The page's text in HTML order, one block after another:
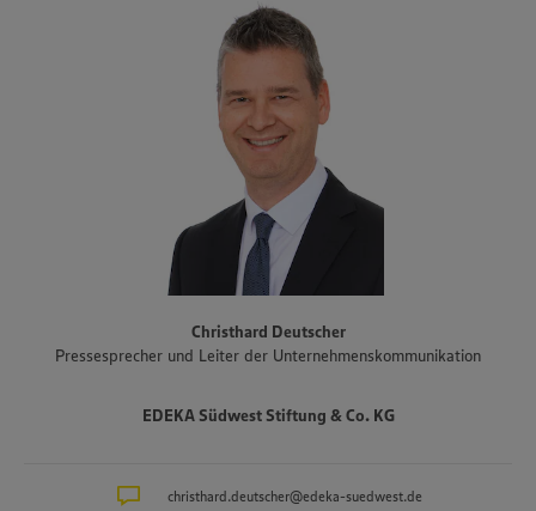
Hessens und Teile Bayerns. Zum Unternehmensverbund gehören
auch der Fleisch- und Wurstwarenhersteller EDEKA Südwest Fleisch
inklusive Produktionsstandort Schwarzwaldhof für Schwarzwälder
Schinken und geräucherte Produkte, die Bäckereigruppe Backkultur,
der Mineralbrunnen Schwarzwald-Sprudel, der Ortenauer
Weinkeller und der Fischwarenspezialist Frischkost. Einer der
Schwerpunkte des Sortiments der Märkte liegt auf Produkten aus
der Region. Im Rahmen der Regionalmarke „Unsere Heimat“
arbeitet EDEKA Südwest beispielsweise mit mehr als 1.500
Erzeugern und Lieferanten aus Bundesländern des Vertriebsgebiets
zusammen. Eine Auswahl an Partnerbetrieben der regionalen
Landwirtschaft im Überblick gibt es unter
Unternehmensverbund, inklusive des selbständigen Einzelhandels,
ist mit rund 47.000 Mitarbeitenden, darunter etwa 3.400
Arbeitgeber und Ausbilder in der Region. Insgesamt etwa 10.000
Mitarbeitende arbeiten an den Bedientheken für Fleisch und Wurst
Christhard Deutscher
Pressesprecher und Leiter der Unternehmenskommunikation
EDEKA Südwest Stiftung & Co. KG
christhard.deutscher@edeka-suedwest.de